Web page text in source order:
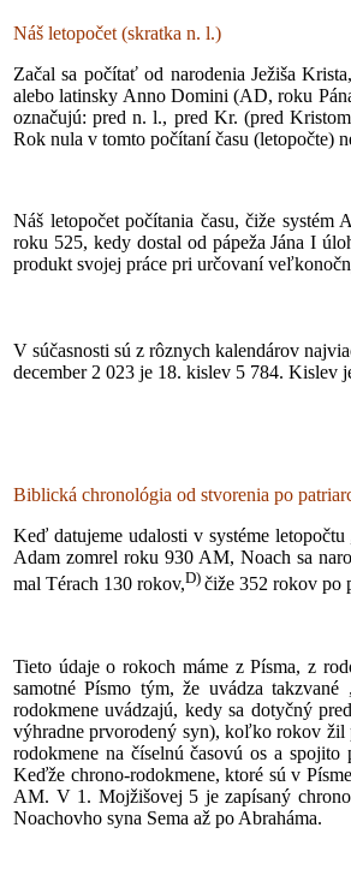
Náš letopočet (skratka n. l.)
Začal sa počítať od narodenia Ježiša
alebo latinsky Anno Domini (AD, roku
označujú: pred n. l., pred Kr. (pred
Rok nula v tomto počítaní času (letopočte)
Náš letopočet počítania času, čiže
roku 525, kedy dostal od pápeža Jána I
produkt svojej práce pri určovaní
V súčasnosti sú z rôznych kalendárov
december 2 023 je 18. kislev 5 784. Kislev
Biblická chronológia od stvorenia po
Keď datujeme udalosti v systéme
Adam zomrel roku 930 AM, Noach sa
mal Térach 130 rokov,D) čiže 352 rokov po
Tieto údaje o rokoch máme z Písma, z
samotné Písmo tým, že uvádza
rodokmene uvádzajú, kedy sa dotyčný
výhradne prvorodený syn), koľko rokov
rodokmene na číselnú časovú os a
Keďže chrono-rodokmene, ktoré sú v
AM. V 1. Mojžišovej 5 je zapísaný
Noachovho syna Sema až po Abraháma.